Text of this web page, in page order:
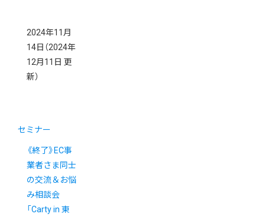
2024年11月
14日 （2024年
12月11日 更
新）
セミナー
《終了》EC事
業者さま同士
の交流＆お悩
み相談会
「Carty in 東